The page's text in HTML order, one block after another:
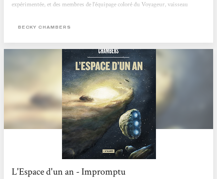
expérimentée, et des membres de l’équipage coloré du Voyageur, vaisseau
du cosy space opera, Becky Chambers nous embarque avec elle à bord du
BECKY CHAMBERS
L'Espace d'un an - Impromptu